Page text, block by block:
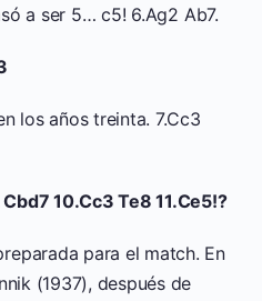
a ser 5… c5! 6.Ag2 Ab7.
los años treinta. 7.Cc3
10.Cc3 Te8 11.Ce5!?
para el match. En
(1937), después de